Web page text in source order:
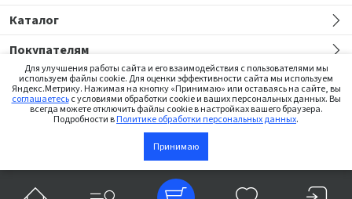
В корзину
Каталог
Покупателям
Сайт предназначен только для медицинских работников
©2026 Institut Straumann AG
Для улучшения работы сайта и его взаимодействия с пользователями мы
используем файлы cookie. Для оценки эффективности сайта мы используем
Яндекс.Метрику. Нажимая на кнопку «Принимаю» или оставаясь на сайте, вы
соглашаетесьс условиями обработки cookie и ваших персональных данных. Вы
всегда можете отключить файлы cookie в настройках вашего браузера.
Подробности вПолитике обработки персональных данных.
Принимаю